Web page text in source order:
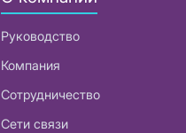
Руководство
Компания
Сотрудничество
Сети связи